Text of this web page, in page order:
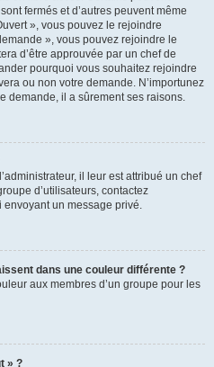
fermés et d’autres peuvent même
», vous pouvez le rejoindre
», vous pouvez rejoindre le
d’être approuvée par un chef de
pourquoi vous souhaitez rejoindre
ou non votre demande. N’importunez
demande, il a sûrement ses raisons.
il leur est attribué un chef
d’utilisateurs, contactez
envoyant un message privé.
dans une couleur différente ?
aux membres d’un groupe pour les
» ?